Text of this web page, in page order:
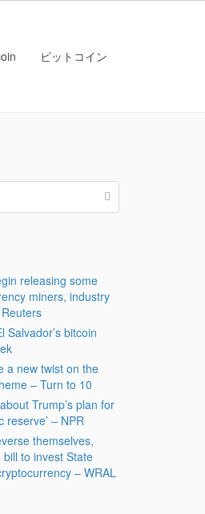
ビットコイン
releasing some
miners, industry
Salvador’s bitcoin
a new twist on the
– Turn to 10
Trump’s plan for
reserve’ – NPR
themselves,
to invest State
– WRAL